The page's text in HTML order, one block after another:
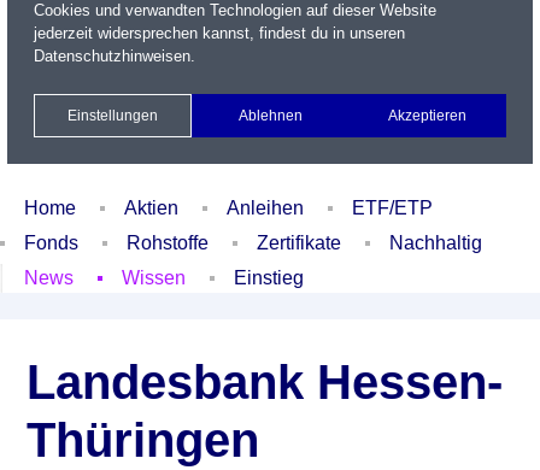
Name / WKN / ISIN / Kürzel
Xetra Realtime
Watchlist Portfolio Login
Home Aktien Anleihen
ETF/ETP
Fonds
Rohstoffe Zertifikate
Nachhaltig
News
Wissen Einstieg
Landesbank Hessen-
Thüringen
Cookies und verwandten Technologien auf dieser Website
jederzeit widersprechen kannst, findest du in unseren
Datenschutzhinweisen.
Einstellungen Ablehnen Akzeptieren